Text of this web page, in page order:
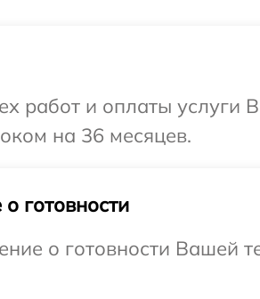
работ и оплаты
на 36 месяцев.
готовности
о готовности Вашей